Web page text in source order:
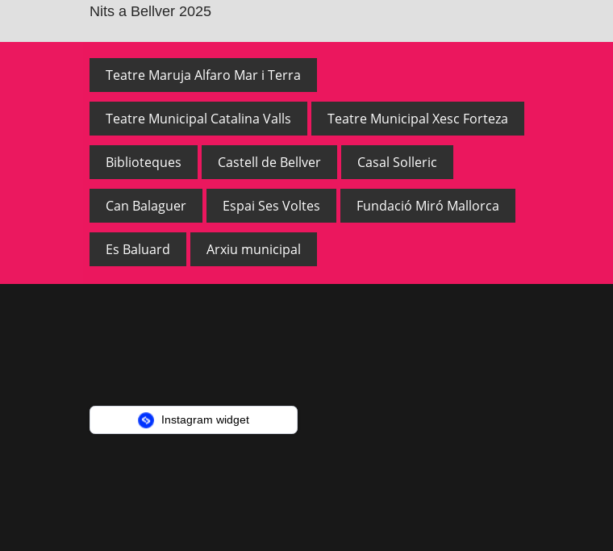
Nits a Bellver 2025
Teatre Maruja Alfaro Mar i Terra
Teatre Municipal Catalina Valls Teatre Municipal Xesc Forteza
Biblioteques Castell de Bellver Casal Solleric
Can Balaguer Espai Ses Voltes Fundació Miró Mallorca
Es Baluard Arxiu municipal
Instagram widget